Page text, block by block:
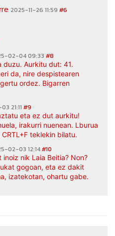
2025-11-26 11:59 #6
02-04 09:33 #8
duzu. Aurkitu dut: 41.
da, nire despistearen
ordez. Bigarren
21:11 #9
eta ez dut aurkitu!
irakurri nuenean. Lburua
teklekin bilatu.
02-03 12:14#10
inoiz nik Laia Beitia? Non?
gogoan, eta ez dakit
izatekotan, ohartu gabe.